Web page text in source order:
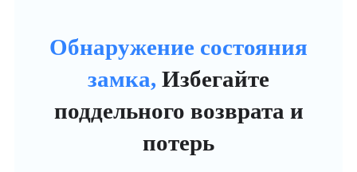
Обнаружение состояния
замка, Избегайте
поддельного возврата и
потерь